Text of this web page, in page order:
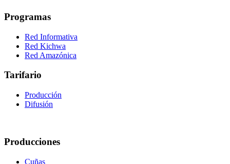
Programas
Red Informativa
Red Kichwa
Red Amazónica
Tarifario
Producción
Difusión
Producciones
Cuñas